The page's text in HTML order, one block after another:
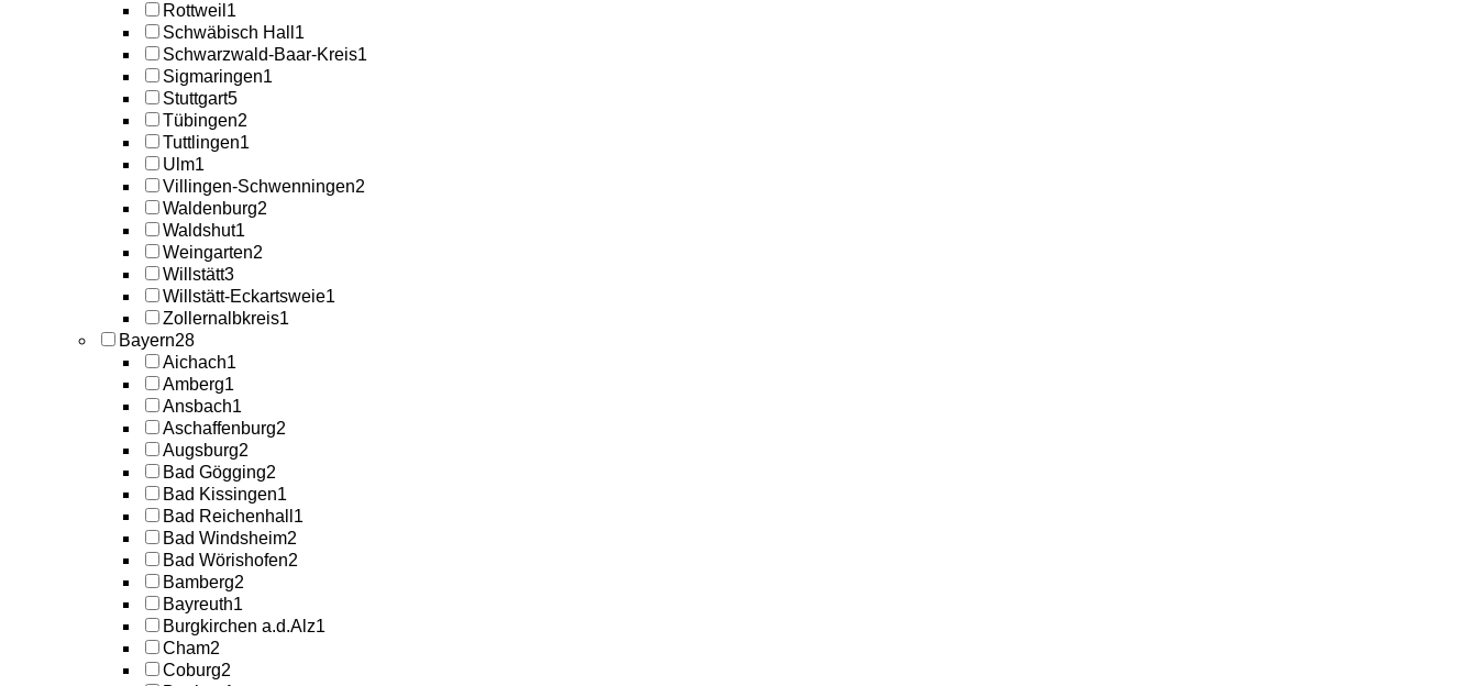
Rottweil 1
Schwäbisch Hall 1
Schwarzwald-Baar-Kreis1
Sigmaringen1
Stuttgart5
Tübingen2
Tuttlingen1
Ulm1
Villingen-Schwenningen2
Waldenburg2
Waldshut1
Weingarten2
Willstätt3
Willstätt-Eckartsweie1
Zollernalbkreis1
Bayern28
Aichach1
Amberg1
Ansbach1
Aschaffenburg2
Augsburg2
Bad Gögging2
Bad Kissingen1
Bad Reichenhall 1
Bad Windsheim2
Bad Wörishofen2
Bamberg2
Bayreuth1
Burgkirchen a.d.Alz1
Cham2
Coburg2